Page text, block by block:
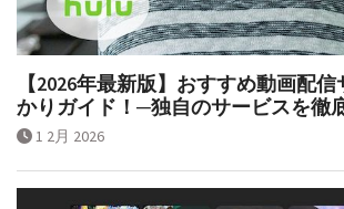
【2026年最新版】おすすめ動画配
かりガイド！─独自のサービスを徹
1 2月 2026